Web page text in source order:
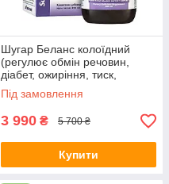
Шугар Беланс колоїдний
(регулює обмін речовин,
діабет, ожиріння, тиск,
нормалізує цукор, для
підшлункової залози, судин,
Під замовлення
3 990 ₴ 5 700 ₴
Купити